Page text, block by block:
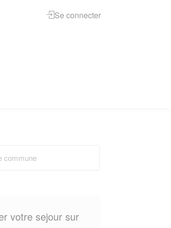
Se connecter
votre sejour sur